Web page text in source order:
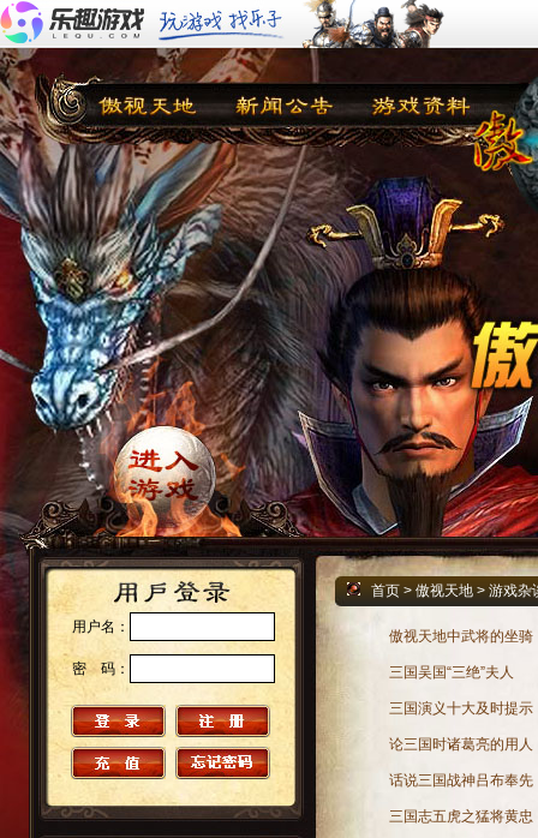
用户名：
密 码：
首页 > 傲视天地 > 游戏杂
傲视天地中武将的坐骑
三国吴国“三绝”夫人
三国演义十大及时提示
论三国时诸葛亮的用人
话说三国战神吕布奉先
三国志五虎之猛将黄忠